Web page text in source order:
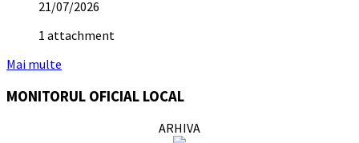
21/07/2026
1 attachment
Mai multe
MONITORUL OFICIAL LOCAL
ARHIVA